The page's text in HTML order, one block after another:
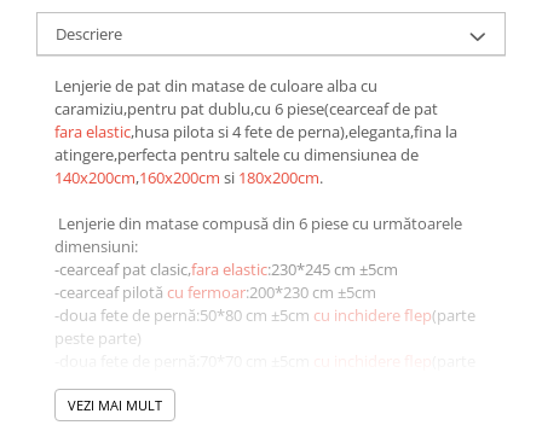
Rosie
Verde
Cu flori
Uni (1-2 culori)
Cu dungi
Cu inimioare
Cu pisici
Cu Animal Print
Cu ursuleti
Descriere
Lenjerie de pat din matase de culoare alba cu
caramiziu,pentru pat dublu,cu 6 piese(cearceaf de pat
fara elastic,husa pilota si 4 fete de perna),eleganta,fina la
atingere,perfecta pentru saltele cu dimensiunea de
140x200cm,160x200cm si 180x200cm.
Lenjerie din matase compusă din 6 piese cu următoarele
dimensiuni:
-cearceaf pat clasic,fara elastic:230*245 cm ±5cm
-cearceaf pilotă cu fermoar:200*230 cm ±5cm
-doua fete de pernă:50*80 cm ±5cm cu inchidere flep(parte
peste parte)
peste parte)
VEZI MAI MULT